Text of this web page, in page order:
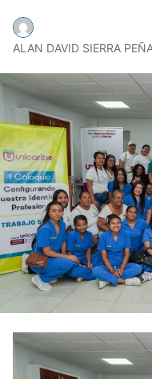
ALAN DAVID SIERRA